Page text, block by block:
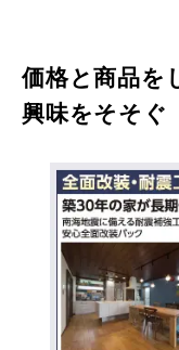
価格と商品を
興味をそそぐ